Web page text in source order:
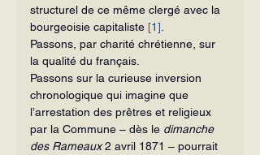
structurel de ce même clergé avec la
bourgeoisie capitaliste [1]
Passons, par charité chrétienne, sur
la qualité du français.
Passons sur la curieuse inversion
chronologique qui imagine que
l’arrestation des prêtres et religieux
par la Commune – dès le dimanche
des Rameaux 2 avril 1871 – pourrait